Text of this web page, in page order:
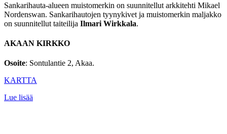
Sankarihauta-alueen muistomerkin on suunnitellut arkkitehti Mikael
Nordenswan. Sankarihautojen tyynykivet ja muistomerkin maljakko
on suunnitellut taiteilija Ilmari Wirkkala.
AKAAN KIRKKO
Osoite: Sontulantie 2, Akaa.
KARTTA
Lue lisää